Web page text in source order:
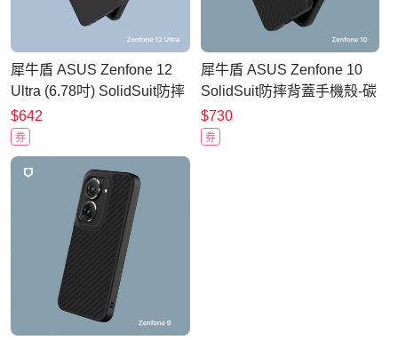
犀牛盾 ASUS Zenfone 12
Ultra (6.78吋) SolidSuit防摔
背蓋手機殼
$642
券
犀牛盾 ASUS Zenfone 10
SolidSuit防摔背蓋手機殼-碳
纖維紋路
$730
券